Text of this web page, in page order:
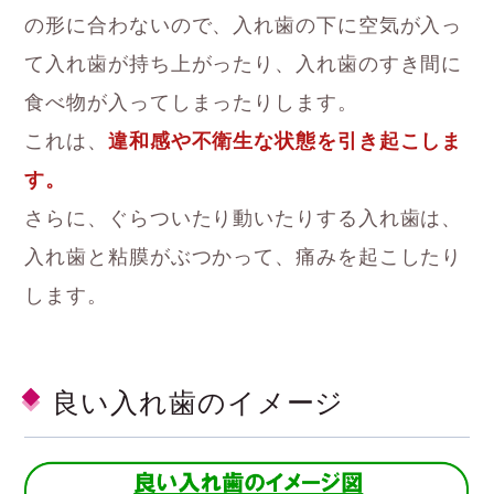
の形に合わないので、入れ歯の下に空気が入っ
て入れ歯が持ち上がったり、入れ歯のすき間に
食べ物が入ってしまったりします。
これは、 違和感や不衛生な状態を引き起こしま
す。
さらに、ぐらついたり動いたりする入れ歯は、
入れ歯と粘膜がぶつかって、痛みを起こしたり
します。
良い入れ歯のイメージ